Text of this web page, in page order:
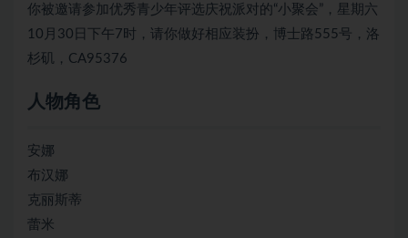
你被邀请参加优秀青少年评选庆祝派对的“小聚会”，星期六
10月30日下午7时，请你做好相应装扮，博士路555号，洛
杉矶，CA95376
人物角色
安娜
布汉娜
克丽斯蒂
蕾米